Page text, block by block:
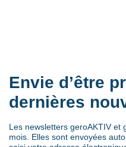
Envie d’être
dernières
Les newsletters geroAKTIV et
mois. Elles sont envoyées